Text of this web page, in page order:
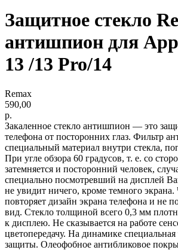
Защитное стекло
антишпион для
13 /13 Pro/14
Remax
590,00
р.
Закаленное стекло антишпион — это
телефона от посторонних глаз. Фильтр
специальный материал внутри стекла,
При угле обзора 60 градусов, т. е. со
затемняется и посторонний человек,
специально посмотревший на дисплей
не увидит ничего, кроме темного экрана.
повторяет дизайн экрана телефона и не
вид. Стекло толщиной всего 0,3 мм
к дисплею. Не сказывается на работе
цветопередачу. На динамике специальная
защиты. Олеофобное антибликовое